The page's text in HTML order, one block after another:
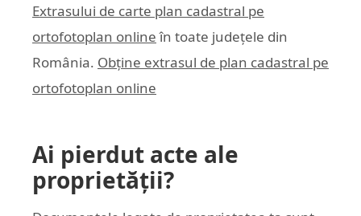
Extrasului de carte plan cadastral pe
ortofotoplan online în toate județele din
România. Obține extrasul de plan cadastral pe
ortofotoplan online
Ai pierdut acte ale
proprietății?